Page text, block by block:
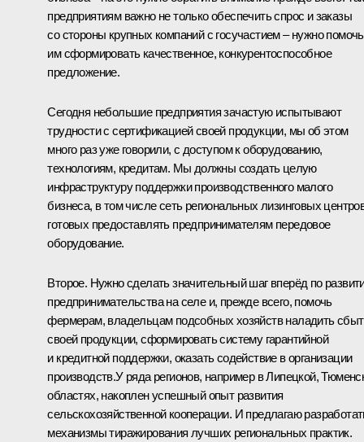
предприятиям важно не только обеспечить спрос и заказы
со стороны крупных компаний с госучастием – нужно помочь
им сформировать качественное, конкурентоспособное
предложение.
Сегодня небольшие предприятия зачастую испытывают
трудности с сертификацией своей продукции, мы об этом
много раз уже говорили, с доступом к оборудованию,
технологиям, кредитам. Мы должны создать целую
инфраструктуру поддержки производственного малого
бизнеса, в том числе сеть региональных лизинговых
готовых предоставлять предпринимателям передовое
оборудование.
Второе. Нужно сделать значительный шаг вперёд по
предпринимательства на селе и, прежде всего, помочь
фермерам, владельцам подсобных хозяйств наладить сбыт
своей продукции, сформировать систему гарантийной
и кредитной поддержки, оказать содействие в организации
производств.У ряда регионов, например в Липецкой,
областях, накоплен успешный опыт развития
сельскохозяйственной кооперации. И предлагаю
механизмы тиражирования лучших региональных практик.